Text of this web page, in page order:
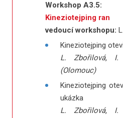
Workshop A3.5:
Kineziotejping ran
vedoucí workshopu:
Kineziotejping
L. Zbořilová, I.
(Olomouc)
Kineziotejping
ukázka
L. Zbořilová, I.